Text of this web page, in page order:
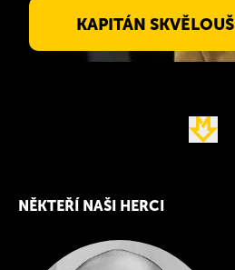
KAPITÁN SKVĚLOUŠ
NĚKTEŘÍ NAŠI HERCI